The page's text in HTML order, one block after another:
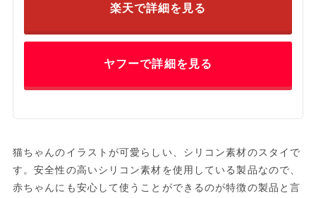
楽天で詳細を見る
ヤフーで詳細を見る
猫ちゃんのイラストが可愛らしい、シリコン素材のスタイで
す。安全性の高いシリコン素材を使用している製品なので、
赤ちゃんにも安心して使うことができるのが特徴の製品と言